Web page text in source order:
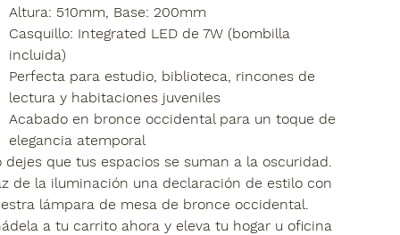
Altura: 510mm, Base: 200mm
Casquillo: Integrated LED de 7W (bombilla
incluida)
Perfecta para estudio, biblioteca, rincones de
lectura y habitaciones juveniles
Acabado en bronce occidental para un toque de
elegancia atemporal
dejes que tus espacios se suman a la oscuridad.
de la iluminación una declaración de estilo con
lámpara de mesa de bronce occidental.
a tu carrito ahora y eleva tu hogar u oficina